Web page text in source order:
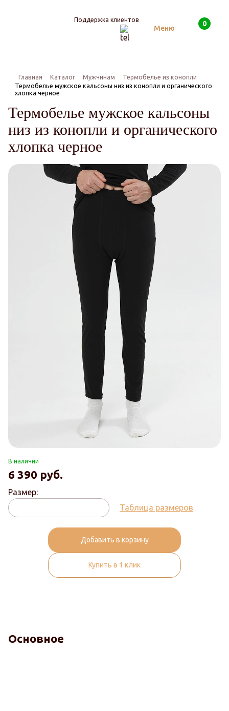
Поддержка клиентов
Меню
Поиск 0
Главная Каталог Мужчинам
Термобелье из конопли
Термобелье мужское кальсоны низ из конопли и органического
хлопка черное
Термобелье мужское кальсоны
низ из конопли и органического
хлопка черное
В наличии
6 390 руб.
Размер:
Таблица размеров
Добавить в корзину
Купить в 1 клик
Основное